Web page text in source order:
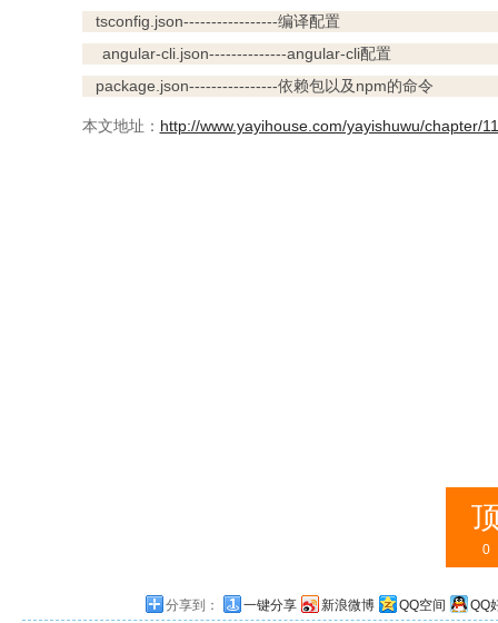
tsconfig.json-----------------编译配置
angular-cli.json--------------angular-cli配置
package.json----------------依赖包以及npm的命令
本文地址： http://www.yayihouse.com/yayishuwu/chapter/
0
分享到： 一键分享 新浪微博 QQ空间 QQ